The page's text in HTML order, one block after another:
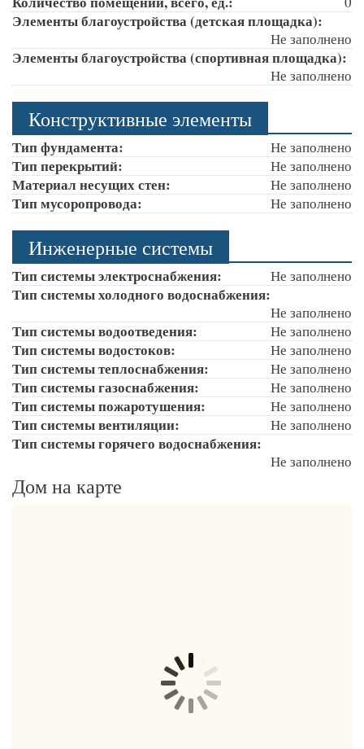
Элементы благоустройства (детская площадка):
Не заполнено
Элементы благоустройства (спортивная площадка):
Не заполнено
Конструктивные элементы
Тип фундамента: Не заполнено
Тип перекрытий: Не заполнено
Материал несущих стен: Не заполнено
Тип мусоропровода: Не заполнено
Инженерные системы
Тип системы электроснабжения: Не заполнено
Тип системы холодного водоснабжения:
Не заполнено
Тип системы водоотведения: Не заполнено
Тип системы водостоков: Не заполнено
Тип системы теплоснабжения: Не заполнено
Тип системы газоснабжения: Не заполнено
Тип системы пожаротушения: Не заполнено
Тип системы вентиляции: Не заполнено
Тип системы горячего водоснабжения:
Не заполнено
Дом на карте